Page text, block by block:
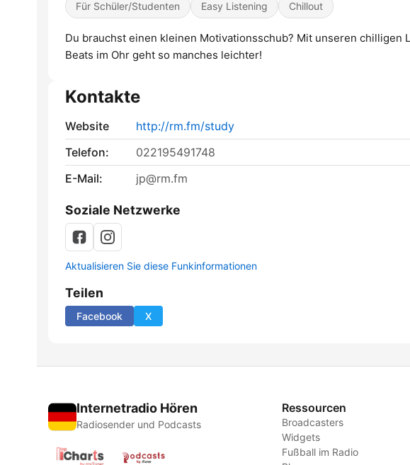
Für Schüler/Studenten Easy Listening Chillout
Du brauchst einen kleinen Motivationsschub? Mit unseren chilligen
Beats im Ohr geht so manches leichter!
Kontakte
Website
http://rm.fm/study
Telefon:
022195491748
E-Mail:
jp@rm.fm
Soziale Netzwerke
Aktualisieren Sie diese Funkinformationen
Teilen
Facebook X
Internetradio Hören
Radiosender und Podcasts
Ressourcen
Broadcasters
Widgets
Fußball im Radio